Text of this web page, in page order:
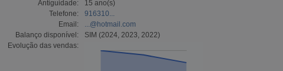
Antiguidade:
15 ano(s)
Telefone:
916310...
Email:
...@hotmail.com
Balanço disponível:
SIM (2024, 2023, 2022)
Evolução das vendas: